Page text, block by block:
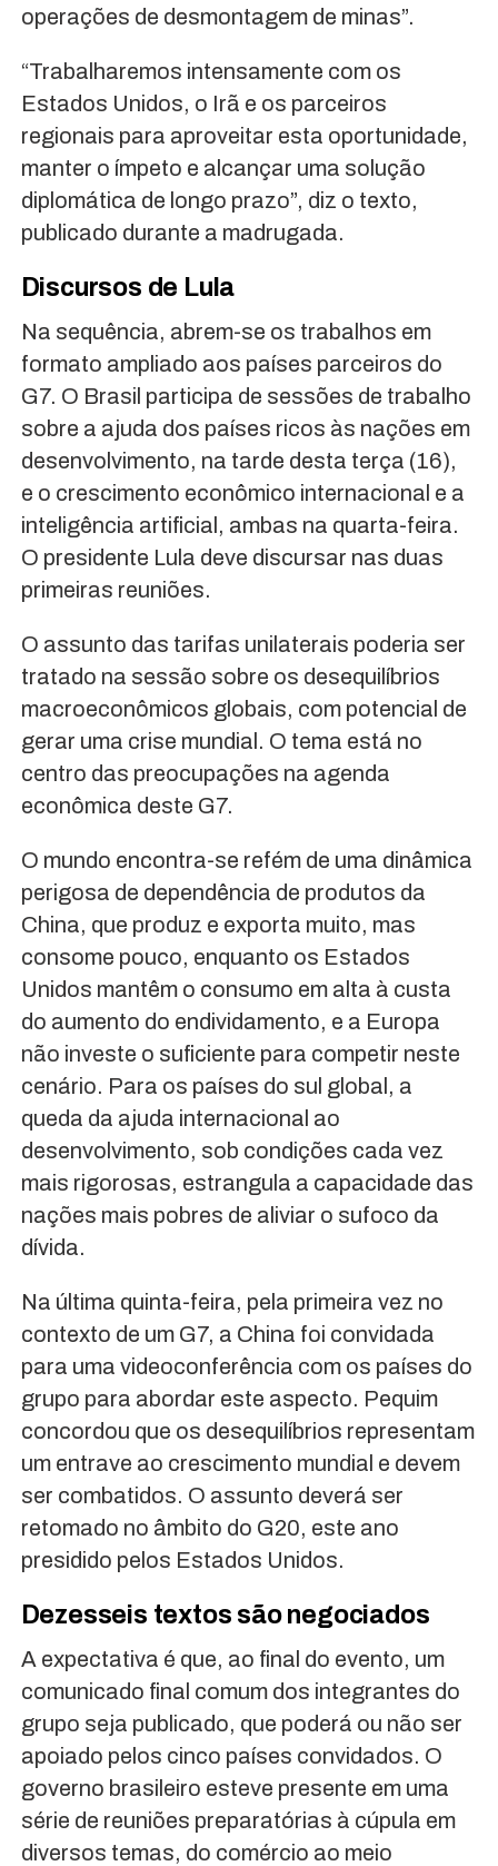
operações de desmontagem de minas”.
“Trabalharemos intensamente com os
Estados Unidos, o Irã e os parceiros
regionais para aproveitar esta oportunidade,
manter o ímpeto e alcançar uma solução
diplomática de longo prazo”, diz o texto,
publicado durante a madrugada.
Discursos de Lula
Na sequência, abrem-se os trabalhos em
formato ampliado aos países parceiros do
G7. O Brasil participa de sessões de trabalho
sobre a ajuda dos países ricos às nações em
desenvolvimento, na tarde desta terça (16),
e o crescimento econômico internacional e a
inteligência artificial, ambas na quarta-feira.
O presidente Lula deve discursar nas duas
primeiras reuniões.
O assunto das tarifas unilaterais poderia ser
tratado na sessão sobre os desequilíbrios
macroeconômicos globais, com potencial de
gerar uma crise mundial. O tema está no
centro das preocupações na agenda
econômica deste G7.
O mundo encontra-se refém de uma dinâmica
perigosa de dependência de produtos da
China, que produz e exporta muito, mas
consome pouco, enquanto os Estados
Unidos mantêm o consumo em alta à custa
do aumento do endividamento, e a Europa
não investe o suficiente para competir neste
cenário. Para os países do sul global, a
queda da ajuda internacional ao
desenvolvimento, sob condições cada vez
mais rigorosas, estrangula a capacidade das
nações mais pobres de aliviar o sufoco da
dívida.
Na última quinta-feira, pela primeira vez no
contexto de um G7, a China foi convidada
para uma videoconferência com os países do
grupo para abordar este aspecto. Pequim
concordou que os desequilíbrios representam
um entrave ao crescimento mundial e devem
ser combatidos. O assunto deverá ser
retomado no âmbito do G20, este ano
presidido pelos Estados Unidos.
Dezesseis textos são negociados
A expectativa é que, ao final do evento, um
comunicado final comum dos integrantes do
grupo seja publicado, que poderá ou não ser
apoiado pelos cinco países convidados. O
governo brasileiro esteve presente em uma
série de reuniões preparatórias à cúpula em
diversos temas, do comércio ao meio